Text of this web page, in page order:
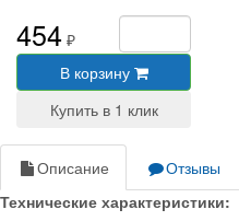
454 ₽
В корзину
Описание
Отзывы
Технические характеристики: